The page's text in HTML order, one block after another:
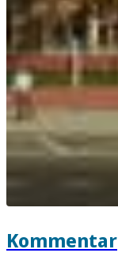
Kommentar